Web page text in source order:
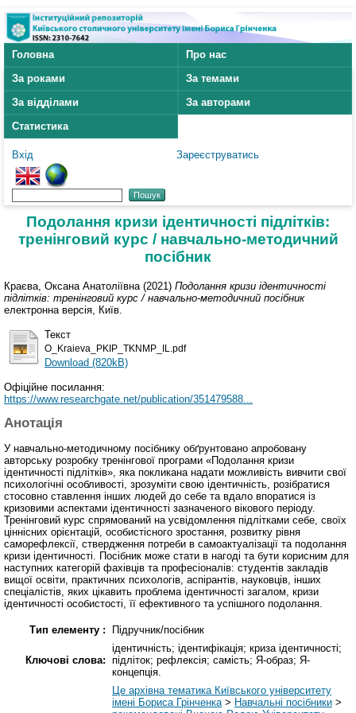
Головна
Про нас
За роками
За темами
За відділами
За авторами
Статистика
Вхід Зареєструватись
Подолання кризи ідентичності підлітків:
тренінговий курс / навчально-методичний
посібник
Краєва, Оксана Анатоліївна (2021) Подолання кризи ідентичності
підлітків: тренінговий курс / навчально-методичний посібник
електронна версія, Київ.
Текст
O_Kraieva_PKIP_TKNMP_IL.pdf
Download (820kB)
Офіційне посилання:
https://www.researchgate.net/publication/351479588...
Анотація
У навчально-методичному посібнику обґрунтовано апробовану
авторську розробку тренінгової програми «Подолання кризи
ідентичності підлітків», яка покликана надати можливість вивчити свої
психологічні особливості, зрозуміти свою ідентичність, розібратися
стосовно ставлення інших людей до себе та вдало впоратися із
кризовими аспектами ідентичності зазначеного вікового періоду.
Тренінговий курс спрямований на усвідомлення підлітками себе, своїх
ціннісних орієнтацій, особистісного зростання, розвитку рівня
саморефлексії, ствердження потреби в самоактуалізації та подолання
кризи ідентичності. Посібник може стати в нагоді та бути корисним для
наступних категорій фахівців та професіоналів: студентів закладів
вищої освіти, практичних психологів, аспірантів, науковців, інших
спеціалістів, яких цікавить проблема ідентичності загалом, кризи
ідентичності особистості, її ефективного та успішного подолання.
Тип елементу : Підручник/посібник
Ключові слова:
ідентичність; ідентифікація; криза ідентичності;
підліток; рефлексія; самість; Я-образ; Я-
концепція.
Це архівна тематика Київського університету
імені Бориса Грінченка> Навчальні посібники >